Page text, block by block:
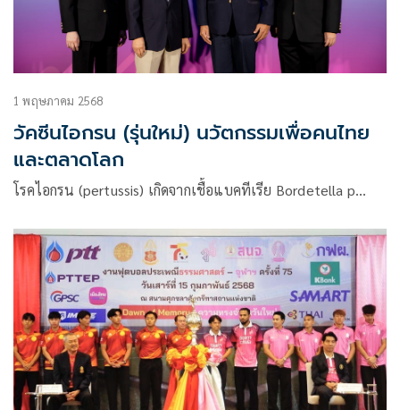
1 พฤษภาคม 2568
วัคซีนไอกรน (รุ่นใหม่) นวัตกรรมเพื่อคนไทย
และตลาดโลก
โรคไอกรน (pertussis) เกิดจากเชื้อแบคทีเรีย Bordetella p…